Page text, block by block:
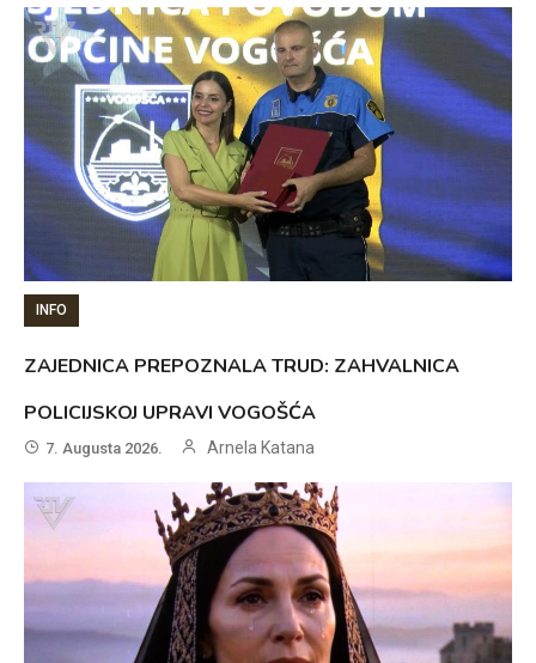
INFO
ZAJEDNICA PREPOZNALA TRUD: ZAHVALNICA
POLICIJSKOJ UPRAVI VOGOŠĆA
7. Augusta 2026. Arnela Katana